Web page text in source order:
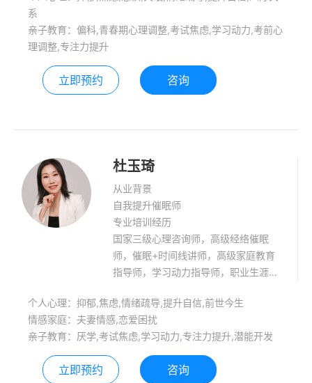
系
亲子教育：偏科,青春期心理调整,考试焦虑,学习动力,考前心
理调整,专注力提升
立即预约 咨询
杜玉琦
从业背景
自我提升催眠师
专业培训经历
国家三级心理咨询师，高级经络催眠
师，催眠+时间线讲师，高级家庭教育
指导师，学习动力指导师，职业生涯规
了精神分析、焦点解决短期心理治疗、
欧卡牌技术应用、认知疗法、意象对话
及沙盘疗法等培训。 擅长领域：中高考
考前焦虑，厌学，偏科，青少年常见心
理问题，提升学生学习动力，个人情绪
个人心理：抑郁,焦虑,情绪疏导,提升自信,前世今生
情感家庭：夫妻情感,恋爱困扰
亲子教育：厌学,考试焦虑,学习动力,专注力提升,潜能开发
立即预约 咨询